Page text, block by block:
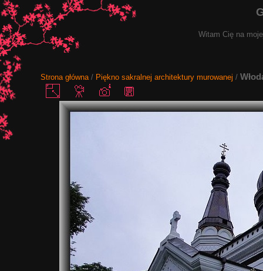
Witam Cię na
Strona główna/ Piękno sakralnej architektury murowanej /